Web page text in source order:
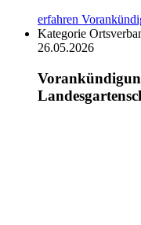
erfahren
Kategorie
26.05.2026